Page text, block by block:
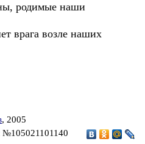
родимые наши
врага возле наших
, 2005
№105021101140